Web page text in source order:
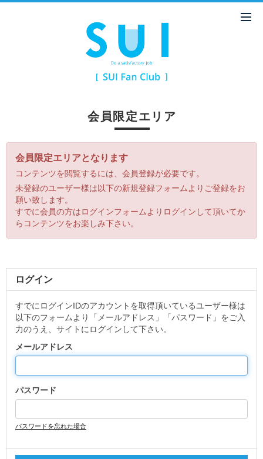
会員限定エリア
会員限定エリアとなります
コンテンツを閲覧するには、会員登録が必要です。
未登録のユーザー様は以下の新規登録フォームよりご登録をお
願い致します。
すでに会員の方はログインフォームよりログインして頂いてか
らコンテンツをお楽しみ下さい。
ログイン
すでにログインIDのアカウントを取得頂いているユーザー様は
以下のフォームより「メールアドレス」「パスワード」をご入
力のうえ、サイトにログインして下さい。
メールアドレス
パスワード
パスワードを忘れた場合